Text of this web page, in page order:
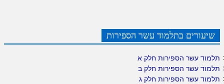
שיעורים בתלמוד עשר הספירות
תלמוד עשר הספירות חלק א
תלמוד עשר הספירות חלק ב
תלמוד עשר הספירות חלק ג